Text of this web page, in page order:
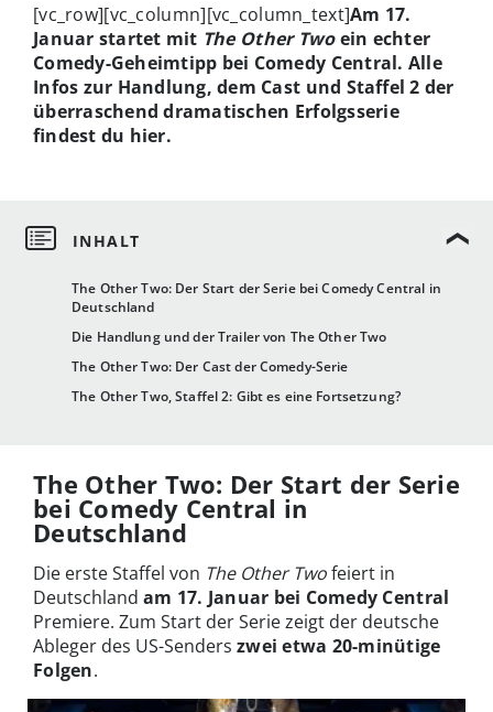
The Other Two: Der Start der Serie bei Comedy Central in
Deutschland
Die Handlung und der Trailer von The Other Two
The Other Two: Der Cast der Comedy-Serie
The Other Two, Staffel 2: Gibt es eine Fortsetzung?
[vc_row][vc_column][vc_column_text]Am 17.
Januar startet mit The Other Twoein echter
Comedy-Geheimtipp bei Comedy Central. Alle
Infos zur Handlung, dem Cast und Staffel 2 der
überraschend dramatischen Erfolgsserie
findest du hier.
The Other Two: Der Start der Serie
bei Comedy Central in
Deutschland
Die erste Staffel von The Other Twofeiert in
Deutschland am 17. Januar bei Comedy Central
Premiere. Zum Start der Serie zeigt der deutsche
Ableger des US-Senders zwei etwa 20-minütige
Folgen.